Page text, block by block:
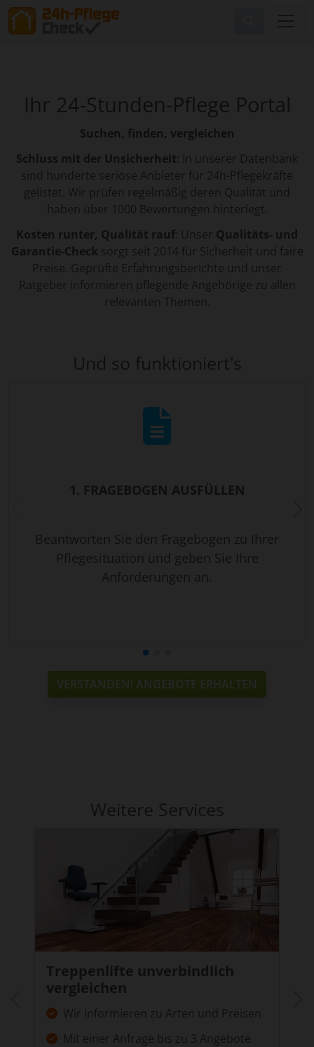
Ihr 24-Stunden-Pflege Portal
Suchen, finden, vergleichen
Schluss mit der Unsicherheit : In unserer Datenbank
sind hunderte seriöse Anbieter für 24h-Pflegekräfte
gelistet. Wir prüfen regelmäßig deren Qualität und
haben über 1000 Bewertungen hinterlegt.
Kosten runter, Qualität rauf : Unser Qualitäts- und
Garantie-Check sorgt seit 2014 für Sicherheit und faire
Preise. Geprüfte Erfahrungsberichte und unser
Ratgeber informieren pflegende Angehörige zu allen
relevanten Themen.
Und so funktioniert's
1. FRAGEBOGEN AUSFÜLLEN
Beantworten Sie den Fragebogen zu Ihrer
Pflegesituation und geben Sie Ihre
Anforderungen an.
VERSTANDEN! ANGEBOTE ERHALTEN
Weitere Services
Treppenlifte unverbindlich
vergleichen
Wir informieren zu Arten und Preisen
Mit einer Anfrage bis zu 3 Angebote